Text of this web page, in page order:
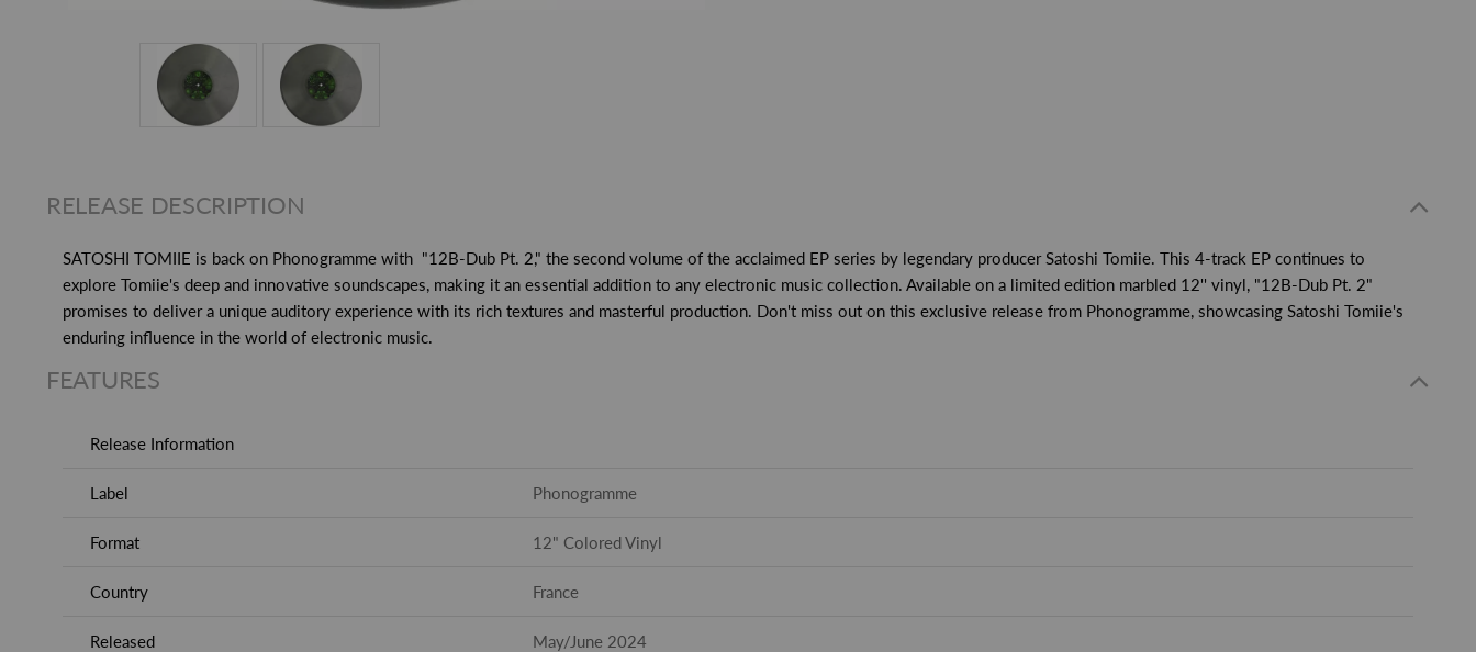
RELEASE DESCRIPTION
SATOSHI TOMIIE is back on Phonogramme with "12B-Dub Pt. 2," the second volume of the acclaimed EP series by legendary producer Satoshi Tomiie. This 4-track EP continues to
explore Tomiie's deep and innovative soundscapes, making it an essential addition to any electronic music collection. Available on a limited edition marbled 12'' vinyl, "12B-Dub Pt. 2"
promises to deliver a unique auditory experience with its rich textures and masterful production. Don't miss out on this exclusive release from Phonogramme, showcasing Satoshi Tomiie's
enduring influence in the world of electronic music.
FEATURES
Release Information
Label Phonogramme
Format 12" Colored Vinyl
Country France
Released May/June 2024